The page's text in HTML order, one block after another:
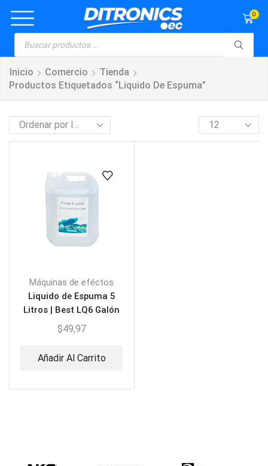
0
Inicio Comercio
Tienda
Productos Etiquetados “liquido De Espuma”
Máquinas de eféctos
Liquido de Espuma 5
Litros | Best LQ6 Galón
$49,97
Añadir Al Carrito